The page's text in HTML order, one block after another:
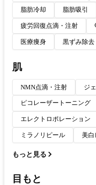
脂肪冷却 脂肪吸引
疲労回復点滴・注射
医療痩身 黒ずみ除去
肌
NMN点滴・注射 ジ
ピコレーザートーニング
エレクトロポレーション
ミラノリピール 美白
もっと見る
目もと